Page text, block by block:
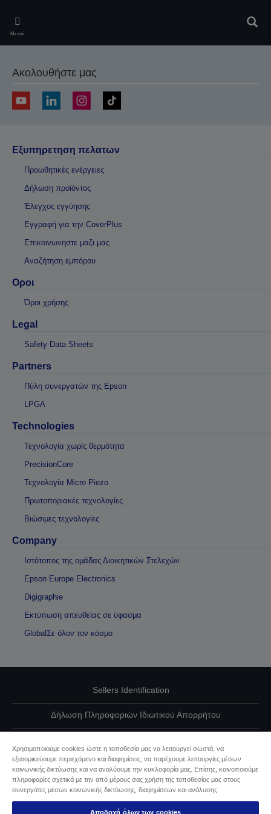
main
content
Μενού
Ακολουθήστε μας
Εξυπηρετηση πελατων
Προωθητικές ενέργειες
Δήλωση προϊόντος
Έλεγχος εγγύησης
Εγγραφή για την CoverPlus
Επικοινωνηστε μαζι μας
Αναζήτηση εμπόρου
Οροι
Όροι χρήσης
Legal
Safety Data Sheets
Partners
Πύλη συνεργατών της Epson
LPGA
Technologies
Τεχνολογία χωρίς θερμότητα
PrecisionCore
Τεχνολογία Micro Piezo
Πρωτοποριακές τεχνολογίες
Βιώσιμες τεχνολογίες
Company
Ιστότοπος της ομάδας Διοικητικών Στελεχών
Epson Europe Electronics
Digigraphie
Εκτύπωση απευθείας σε ύφασμα
GlobalΣε όλον τον κόσμο
Sellers Identification
Δήλωση Πληροφοριών Ιδιωτικού Απορρήτου
Επικοινωνήστε μαζί μας για τα δεδομένα σας
Πληροφορίες σχετικά με τα cookie
Χρησιμοποιούμε cookies ώστε η τοποθεσία μας να λειτουργεί σωστά, να
εξατομικεύουμε περιεχόμενο και διαφημίσεις, να παρέχουμε λειτουργίες μέσων
κοινωνικής δικτύωσης και να αναλύουμε την κυκλοφορία μας. Επίσης, κοινοποιούμε
πληροφορίες σχετικά με την από μέρους σας χρήση της τοποθεσίας μας στους
συνεργάτες μέσων κοινωνικής δικτύωσης, διαφημίσεων και ανάλυσης.
Αποδοχή όλων των cookies